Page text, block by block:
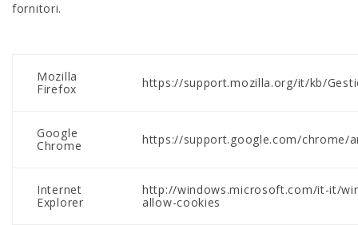
fornitori.
Mozilla
Firefox
https://support.mozilla.org/it/kb/
Google
Chrome
https://support.google.com/chrome/
Internet
Explorer
http://windows.microsoft.com/it-it/
allow-cookies